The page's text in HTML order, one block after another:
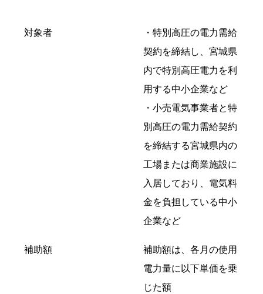
対象者
・特別高圧の電力需給
契約を締結し、宮城県
内で特別高圧電力を利
用する中小企業など
・小売電気事業者と特
別高圧の電力需給契約
を締結する宮城県内の
工場または商業施設に
入居しており、電気料
金を負担している中小
企業など
補助額
補助額は、各月の使用
電力量に以下単価を乗
じた額